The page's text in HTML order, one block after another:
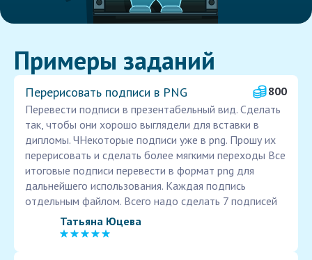
Примеры заданий
Перерисовать подписи в PNG
800
Перевести подписи в презентабельный вид. Сделать
так, чтобы они хорошо выглядели для вставки в
дипломы. ЧНекоторые подписи уже в png. Прошу их
перерисовать и сделать более мягкими переходы Все
итоговые подписи перевести в формат png для
дальнейшего использования. Каждая подпись
отдельным файлом. Всего надо сделать 7 подписей
Татьяна Юцева